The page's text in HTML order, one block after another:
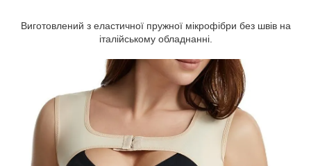
Виготовлений з еластичної пружної мікрофібри без швів на
італійському обладнанні.